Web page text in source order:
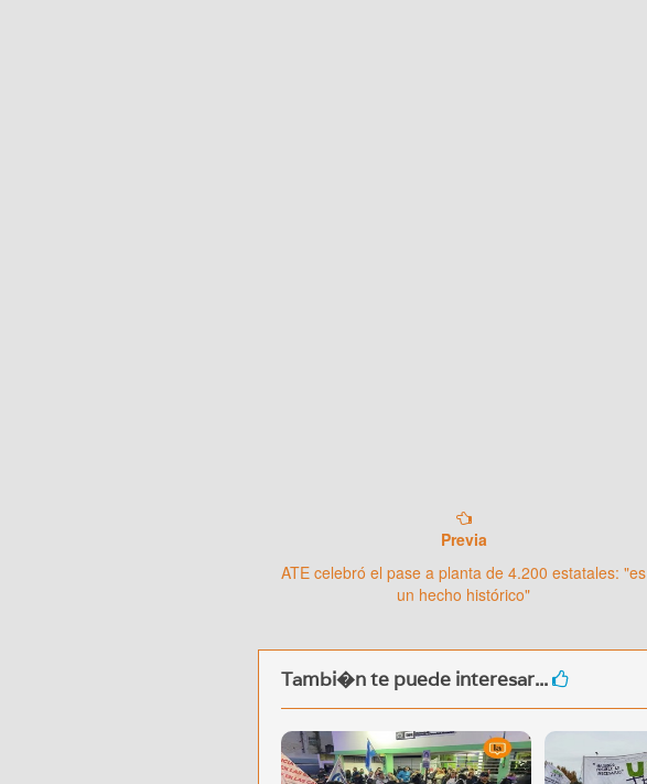
Previa
ATE celebró el pase a planta de 4.200 estatales: "es
un hecho histórico"
Tambi�n te puede interesar...